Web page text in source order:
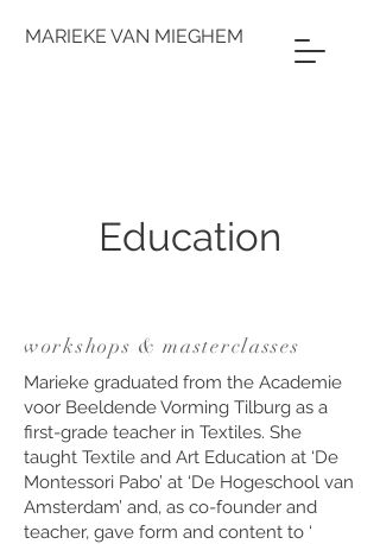
MARIEKE VAN MIEGHEM
Education
workshops & masterclasses
Marieke graduated from the Academie
voor Beeldende Vorming Tilburg as a
first-grade teacher in Textiles. She
taught Textile and Art Education at ‘De
Montessori Pabo’ at ‘De Hogeschool van
Amsterdam’ and, as co-founder and
teacher, gave form and content to ‘